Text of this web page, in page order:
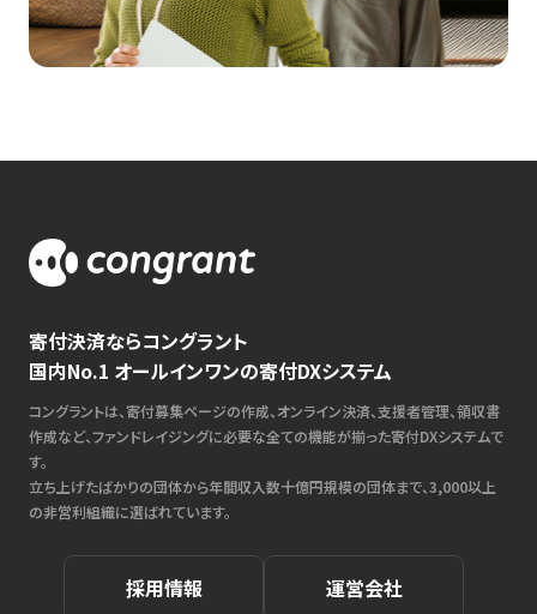
寄付決済ならコングラント
国内No.1 オールインワンの寄付DXシステム
コングラントは、寄付募集ページの作成、オンライン決済、支援者管理、領収書
作成など、ファンドレイジングに必要な全ての機能が揃った寄付DXシステムで
す。
立ち上げたばかりの団体から年間収入数十億円規模の団体まで、3,000以上
の非営利組織に選ばれています。
採用情報 運営会社